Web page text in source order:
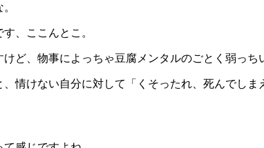
、ここんとこ。
ど、物事によっちゃ豆腐メンタルのごとく弱っち
情けない自分に対して「くそったれ、死んでしま